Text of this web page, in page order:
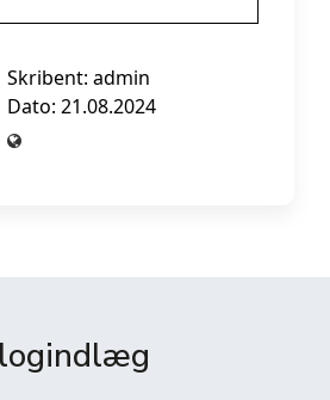
Skribent: admin
Dato: 21.08.2024